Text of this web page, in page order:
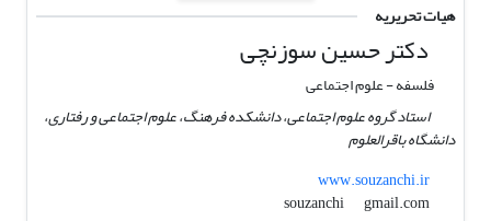
هیات تحریریه
دکتر حسین سوزنچی
فلسفه - علوم اجتماعی
استاد گروه علوم اجتماعی، دانشکده فرهنگ، علوم اجتماعی و رفتاری،
دانشگاه باقرالعلوم
www.souzanchi.ir
souzanchi
gmail.com